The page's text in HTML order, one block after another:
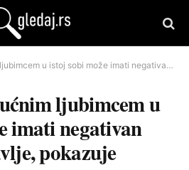
sobi može imati negativan uticaj na zdravlje, pokazuje istraživanje
ljubimcem u
imati negativan
pokazuje